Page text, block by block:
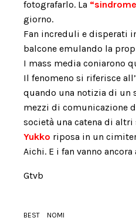
fotografarlo. La
giorno.
Fan increduli e disperati
balcone emulando la
I mass media coniarono
Il fenomeno si riferisce
quando una notizia di
mezzi di comunicazione
società una catena di
Yukko riposa in un
Aichi. E i fan vanno ancora
Gtvb
BEST
NOMI